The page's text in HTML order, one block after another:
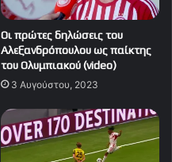
Οι πρώτες δηλώσεις του
Αλεξανδρόπουλου ως παίκτης
του Ολυμπιακού (video)
3 Αυγούστου, 2023